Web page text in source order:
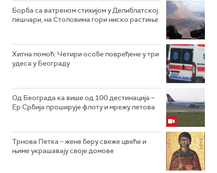
Борба са ватреном стихијом у Делиблатској
пешчари, на Столовима гори ниско растиње
Хитна помоћ: Четири особе повређене у три
удеса у Београду
Од Београда ка више од 100 дестинација –
Ер Србија проширује флоту и мрежу летова
Трнова Петка – жене беру свеже цвеће и
њиме украшавају своје домове